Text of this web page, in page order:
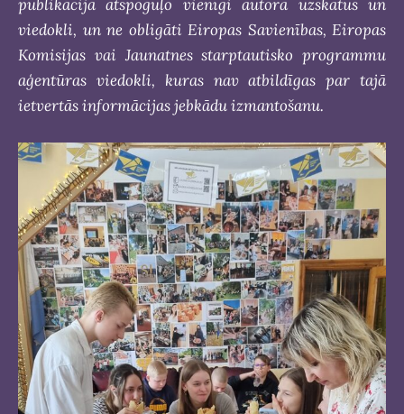
publikācija atspoguļo vienīgi autora uzskatus un
viedokli, un ne obligāti Eiropas Savienības, Eiropas
Komisijas vai Jaunatnes starptautisko programmu
aģentūras viedokli, kuras nav atbildīgas par tajā
ietvertās informācijas jebkādu izmantošanu.